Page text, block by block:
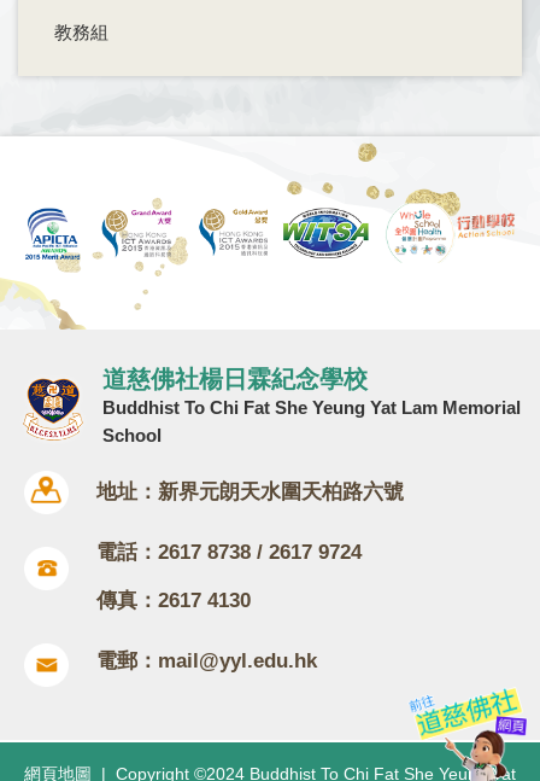
教務組
道慈佛社楊日霖紀念學校
Buddhist To Chi Fat She Yeung Yat Lam Memorial
School
地址：新界元朗天水圍天柏路六號
電話：2617 8738 / 2617 9724
傳真：2617 4130
電郵： mail@yyl.edu.hk
網頁地圖 | Copyright ©2024 Buddhist To Chi Fat She Yeung Yat